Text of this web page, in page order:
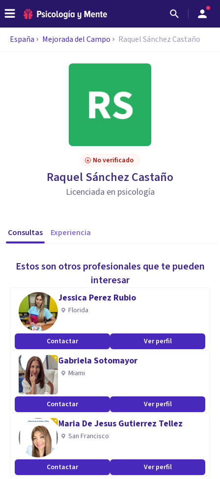
España Mejorada del Campo Raquel Sánchez Castaño
No verificado
Raquel Sánchez Castaño
Licenciada en psicología
Consultas Experiencia
Estos son otros profesionales que te pueden
interesar
Jessica Perez Rubio
Florida
Contactar Ver perfil
Gabriela Sotomayor
Miami
Contactar Ver perfil
Maria De Jesus Gutierrez Tellez
San Francisco
Contactar Ver perfil